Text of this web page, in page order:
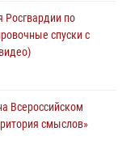
занятие,
Яковлева
Республики
Росгвардии по
спуски с
Всероссийском
смыслов»